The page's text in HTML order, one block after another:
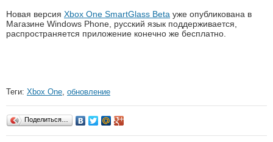
Новая версия Xbox One SmartGlass Beta уже опубликована в
Магазине Windows Phone, русский язык поддерживается,
распространяется приложение конечно же бесплатно.
Теги: Xbox One обновление
Поделиться…